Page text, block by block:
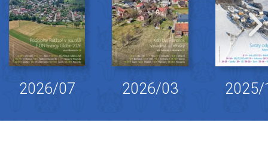
2026/07 2026/03 2025/